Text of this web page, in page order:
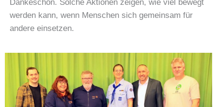
Dankeschön. Solche Aktionen zeigen, wie viel bewegt
werden kann, wenn Menschen sich gemeinsam für
andere einsetzen.